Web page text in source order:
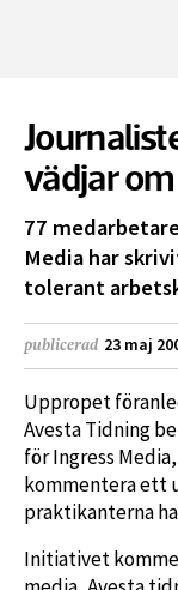
vädjar
77
Media har
tolerant
publicerad 23 maj
Uppropet
Avesta Tidning
för Ingress
kommentera ett
praktikanterna
Initiativet